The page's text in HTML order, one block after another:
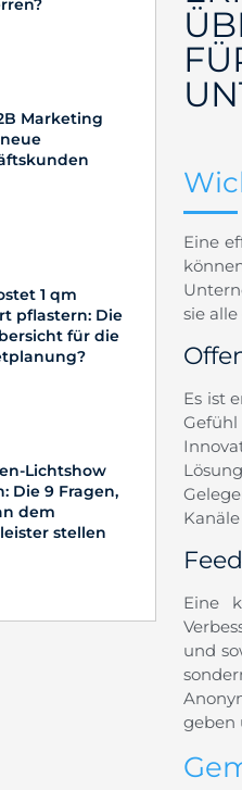
Marketing
1 qm
pflastern: Die
für die
Lichtshow
Die 9 Fragen,
dem
stellen
Eine
sie
Es ist
Eine
und
geben